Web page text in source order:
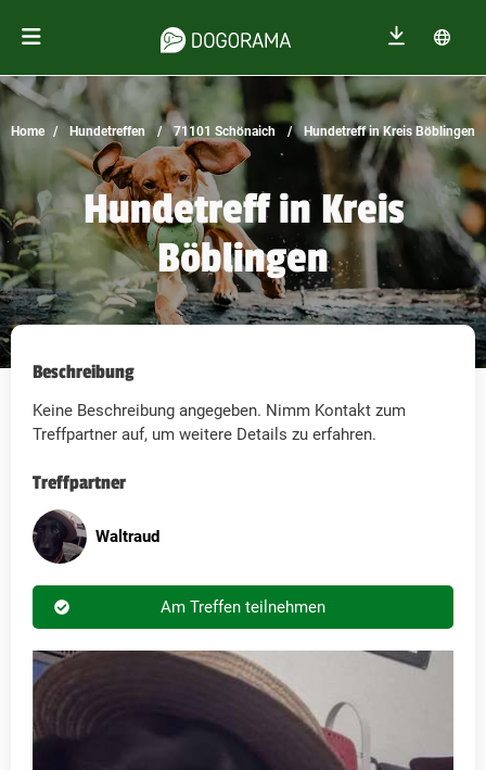
Home Hundetreffen 71101 Schönaich Hundetreff in Kreis Böblingen
Hundetreff in Kreis
Böblingen
Beschreibung
Keine Beschreibung angegeben. Nimm Kontakt zum
Treffpartner auf, um weitere Details zu erfahren.
Treffpartner
Waltraud
Am Treffen teilnehmen